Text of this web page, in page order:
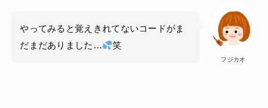
フジカオ
やってみると覚えきれてないコードがま
だまだありました…
笑